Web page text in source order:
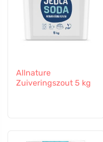
Allnature
Zuiveringszout 5 kg